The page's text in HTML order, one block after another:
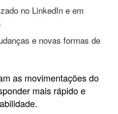
no LinkedIn e em
e novas formas de
as movimentações do
mais rápido e